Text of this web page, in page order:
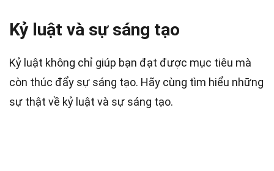
Kỷ luật và sự sáng tạo
Kỷ luật không chỉ giúp bạn đạt được mục tiêu mà
còn thúc đẩy sự sáng tạo. Hãy cùng tìm hiểu những
sự thật về kỷ luật và sự sáng tạo.